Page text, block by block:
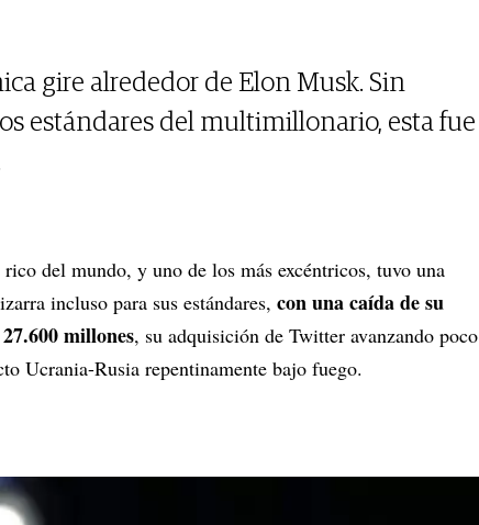
gire alrededor de Elon Musk. Sin
estándares del multimillonario, esta fue
del mundo, y uno de los más excéntricos, tuvo una
incluso para sus estándares, con una caída de su
millones, su adquisición de Twitter avanzando poco
Ucrania-Rusia repentinamente bajo fuego.